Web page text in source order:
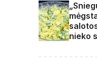
nieko